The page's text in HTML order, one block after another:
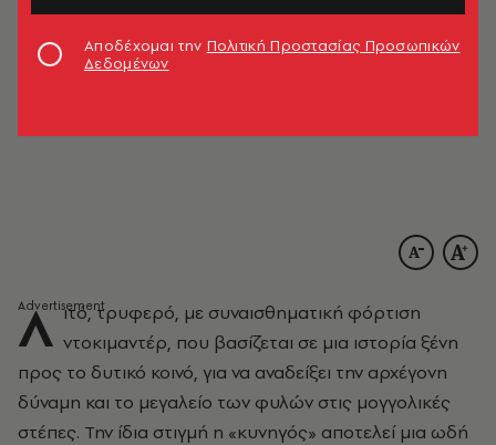
Λ ιτό, τρυφερό, με συναισθηματική φόρτιση
ντοκιμαντέρ, που βασίζεται σε μια ιστορία ξένη
προς το δυτικό κοινό, για να αναδείξει την αρχέγονη
δύναμη και το μεγαλείο των φυλών στις μογγολικές
στέπες. Την ίδια στιγμή η «κυνηγός» αποτελεί μια ωδή
Αποδέχομαι την Πολιτική Προστασίας Προσωπικών
Δεδομένων